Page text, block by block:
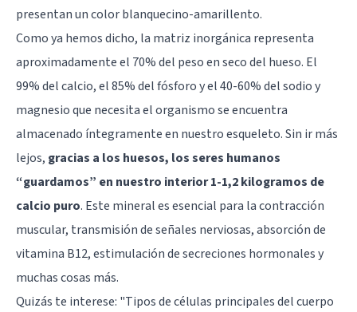
presentan un color blanquecino-amarillento.
Como ya hemos dicho, la matriz inorgánica representa
aproximadamente el 70% del peso en seco del hueso. El
99% del calcio, el 85% del fósforo y el 40-60% del sodio y
magnesio que necesita el organismo se encuentra
almacenado íntegramente en nuestro esqueleto. Sin ir más
lejos, gracias a los huesos, los seres humanos
“guardamos” en nuestro interior 1-1,2 kilogramos de
calcio puro. Este mineral es esencial para la contracción
muscular, transmisión de señales nerviosas, absorción de
vitamina B12, estimulación de secreciones hormonales y
muchas cosas más.
Quizás te interese: "Tipos de células principales del cuerpo